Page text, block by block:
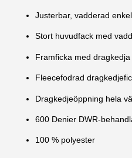
Justerbar, vadderad
Stort huvudfack med
Framficka med
Fleecefodrad
Dragkedjeöppning hela
600 Denier DWR-
100 % polyester